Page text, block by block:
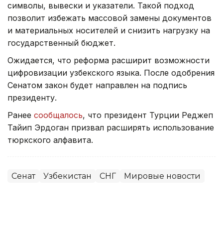
символы, вывески и указатели. Такой подход
позволит избежать массовой замены документов
и материальных носителей и снизить нагрузку на
государственный бюджет.
Ожидается, что реформа расширит возможности
цифровизации узбекского языка. После одобрения
Сенатом закон будет направлен на подпись
президенту.
Ранее сообщалось, что президент Турции Реджеп
Тайип Эрдоган призвал расширять использование
тюркского алфавита.
Сенат Узбекистан СНГ Мировые новости